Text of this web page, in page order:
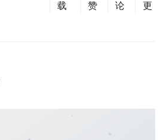
载
赞
论
更